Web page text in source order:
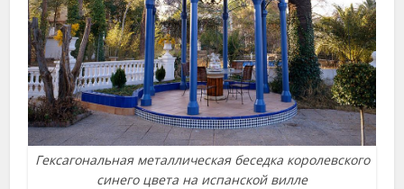
Гексагональная металлическая беседка королевского
синего цвета на испанской вилле